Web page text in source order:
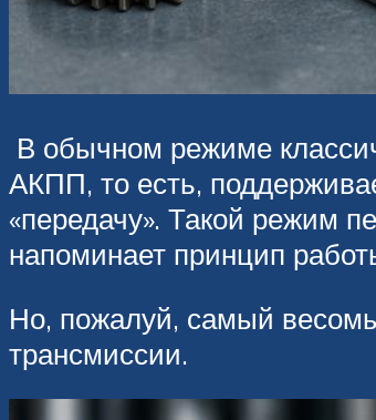
В обычном режиме
АКПП, то есть,
«передачу». Такой режим
напоминает принцип
Но, пожалуй, самый
трансмиссии.